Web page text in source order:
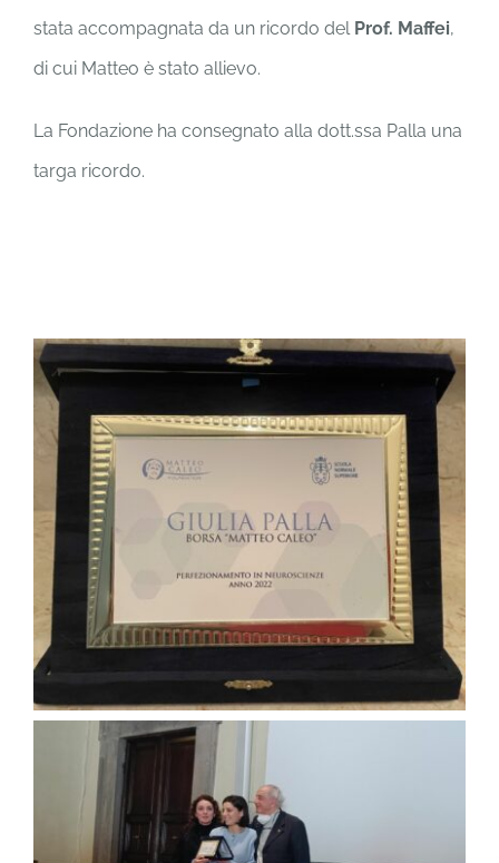
stata accompagnata da un ricordo del Prof. Maffei,
di cui Matteo è stato allievo.
La Fondazione ha consegnato alla dott.ssa Palla una
targa ricordo.